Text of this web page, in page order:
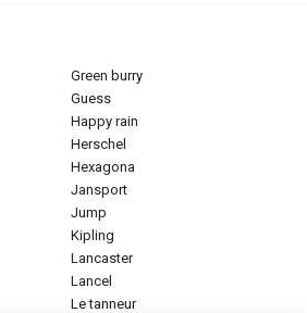
green burry
guess
happy rain
herschel
hexagona
jansport
jump
kipling
lancaster
lancel
le tanneur